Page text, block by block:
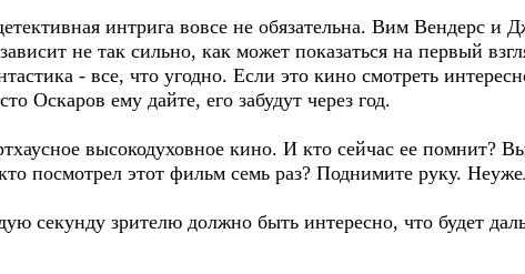
интрига вовсе не обязательна. Вим Вендерс и
не так сильно, как может показаться на первый
- все, что угодно. Если это кино смотреть
Оскаров ему дайте, его забудут через год.
высокодуховное кино. И кто сейчас ее помнит?
посмотрел этот фильм семь раз? Поднимите руку.
секунду зрителю должно быть интересно, что будет